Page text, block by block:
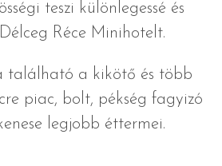
teszi különlegessé és
Réce Minihotelt.
található a kikötő és több
piac, bolt, pékség fagyizó
legjobb éttermei.